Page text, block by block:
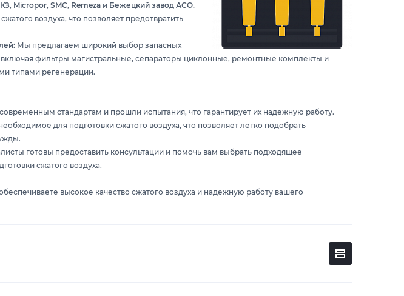
, Micropor, SMC, Remeza и Бежецкий завод АСО.
воздуха, что позволяет предотвратить
Мы предлагаем широкий выбор запасных
включая фильтры магистральные, сепараторы циклонные, ремонтные комплекты и
типами регенерации.
стандартам и прошли испытания, что гарантирует их надежную работу.
для подготовки сжатого воздуха, что позволяет легко подобрать
готовы предоставить консультации и помочь вам выбрать подходящее
сжатого воздуха.
высокое качество сжатого воздуха и надежную работу вашего